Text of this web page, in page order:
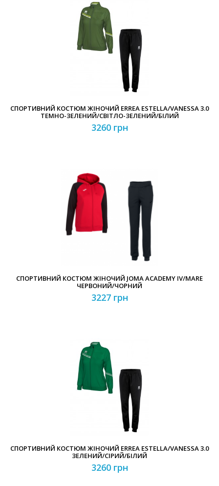
СПОРТИВНИЙ КОСТЮМ ЖІНОЧИЙ ERREA ESTELLA/VANESSA 3.0
ТЕМНО-ЗЕЛЕНИЙ/СВІТЛО-ЗЕЛЕНИЙ/БІЛИЙ
3260 грн
СПОРТИВНИЙ КОСТЮМ ЖІНОЧИЙ JOMA ACADEMY IV/MARE
ЧЕРВОНИЙ/ЧОРНИЙ
3227 грн
СПОРТИВНИЙ КОСТЮМ ЖІНОЧИЙ ERREA ESTELLA/VANESSA 3.0
ЗЕЛЕНИЙ/СІРИЙ/БІЛИЙ
3260 грн